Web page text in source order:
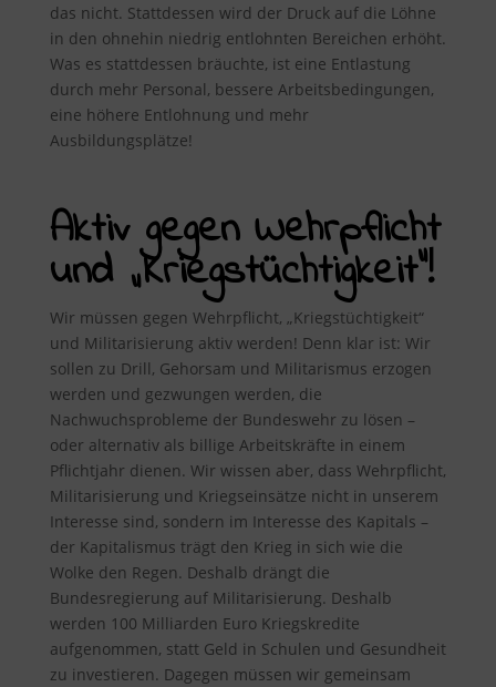
das nicht. Stattdessen wird der Druck auf die Löhne
in den ohnehin niedrig entlohnten Bereichen erhöht.
Was es stattdessen bräuchte, ist eine Entlastung
durch mehr Personal, bessere Arbeitsbedingungen,
eine höhere Entlohnung und mehr
Ausbildungsplätze!
Aktiv gegen Wehrpflicht
und „Kriegstüchtigkeit“!
Wir müssen gegen Wehrpflicht, „Kriegstüchtigkeit“
und Militarisierung aktiv werden! Denn klar ist: Wir
sollen zu Drill, Gehorsam und Militarismus erzogen
werden und gezwungen werden, die
Nachwuchsprobleme der Bundeswehr zu lösen –
oder alternativ als billige Arbeitskräfte in einem
Pflichtjahr dienen. Wir wissen aber, dass Wehrpflicht,
Militarisierung und Kriegseinsätze nicht in unserem
Interesse sind, sondern im Interesse des Kapitals –
der Kapitalismus trägt den Krieg in sich wie die
Wolke den Regen. Deshalb drängt die
Bundesregierung auf Militarisierung. Deshalb
werden 100 Milliarden Euro Kriegskredite
aufgenommen, statt Geld in Schulen und Gesundheit
zu investieren. Dagegen müssen wir gemeinsam